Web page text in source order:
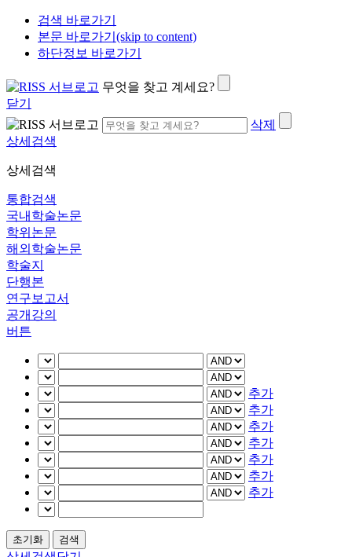
검색 바로가기
본문 바로가기(skip to content)
하단정보 바로가기
무엇을 찾고 계세요?
닫기
삭제
상세검색
상세검색
통합검색
국내학술논문
학위논문
해외학술논문
학술지
단행본
연구보고서
공개강의
버튼
추가
추가
추가
추가
추가
추가
추가